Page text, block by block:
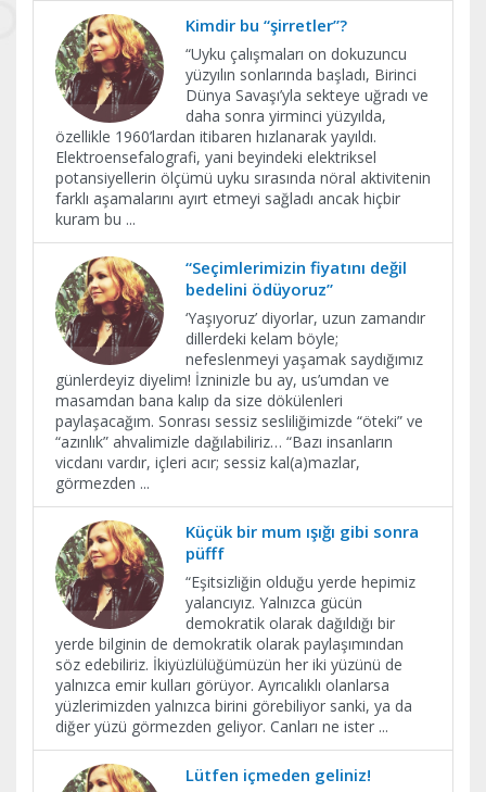
Kimdir bu “şirretler”?
“Uyku çalışmaları on dokuzuncu
yüzyılın sonlarında başladı, Birinci
Dünya Savaşı’yla sekteye uğradı ve
daha sonra yirminci yüzyılda,
özellikle 1960’lardan itibaren hızlanarak yayıldı.
Elektroensefalografi, yani beyindeki elektriksel
potansiyellerin ölçümü uyku sırasında nöral aktivitenin
farklı aşamalarını ayırt etmeyi sağladı ancak hiçbir
kuram bu ...
“Seçimlerimizin fiyatını değil
bedelini ödüyoruz”
‘Yaşıyoruz’ diyorlar, uzun zamandır
dillerdeki kelam böyle;
nefeslenmeyi yaşamak saydığımız
günlerdeyiz diyelim! İzninizle bu ay, us’umdan ve
masamdan bana kalıp da size dökülenleri
paylaşacağım. Sonrası sessiz sesliliğimizde “öteki” ve
“azınlık” ahvalimizle dağılabiliriz… “Bazı insanların
vicdanı vardır, içleri acır; sessiz kal(a)mazlar,
görmezden ...
Küçük bir mum ışığı gibi sonra
püfff
“Eşitsizliğin olduğu yerde hepimiz
yalancıyız. Yalnızca gücün
demokratik olarak dağıldığı bir
yerde bilginin de demokratik olarak paylaşımından
söz edebiliriz. İkiyüzlülüğümüzün her iki yüzünü de
yalnızca emir kulları görüyor. Ayrıcalıklı olanlarsa
yüzlerimizden yalnızca birini görebiliyor sanki, ya da
diğer yüzü görmezden geliyor. Canları ne ister ...
Lütfen içmeden geliniz!